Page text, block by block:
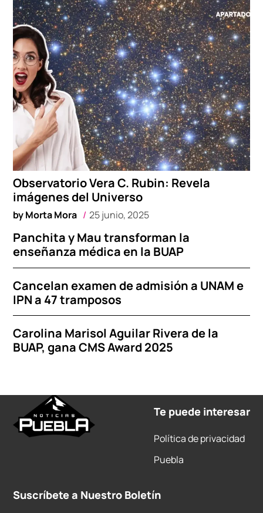
Observatorio Vera C. Rubin: Revela
imágenes del Universo
byMorta Mora 25 junio, 2025
Panchita y Mau transforman la
enseñanza médica en la BUAP
Cancelan examen de admisión a UNAM e
IPN a 47 tramposos
Carolina Marisol Aguilar Rivera de la
BUAP, gana CMS Award 2025
Te puede interesar
Política de privacidad
Puebla
Suscríbete a Nuestro Boletín